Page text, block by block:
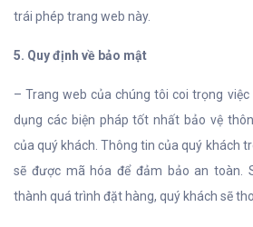
trái phép trang web này.
5. Quy định về bảo mật
– Trang web của chúng tôi coi trọng
dụng các biện pháp tốt nhất bảo vệ
của quý khách. Thông tin của quý khách
sẽ được mã hóa để đảm bảo an toàn.
thành quá trình đặt hàng, quý khách sẽ